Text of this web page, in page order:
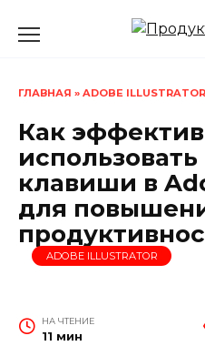
ГЛАВНАЯ » ADOBE ILLUSTRATOR
Как
клавиши в
для
ADOBE ILLUSTRATOR
НА ЧТЕНИЕ
11 мин